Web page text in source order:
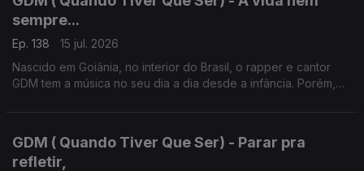
sempre...
Ep. 138
15 jul. 2026
Nascido em Goiânia, no interior do Brasil, o rapper e cantor
GDM tem a música no seu dia a dia desde a infância. Porém,
GDM ( Quando Tiver Que Ser) - Parar pra
refletir,